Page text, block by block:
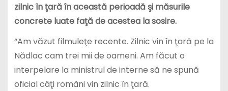
zilnic în ţară în această perioadă şi măsurile
concrete luate faţă de acestea la sosire.
“Am văzut filmuleţe recente. Zilnic vin în ţară pe la
Nădlac cam trei mii de oameni. Am făcut o
interpelare la ministrul de interne să ne spună
oficial câţi români vin zilnic în ţară.